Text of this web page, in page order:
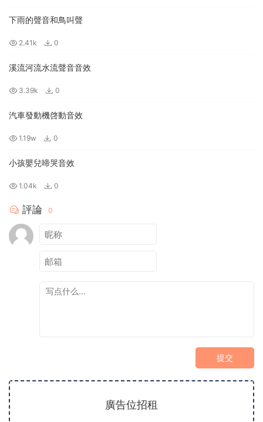
下雨的聲音和鳥叫聲
2.41k 0
溪流河流水流聲音音效
3.39k 0
汽車發動機啓動音效
1.19w 0
小孩嬰兒啼哭音效
1.04k 0
評論 0
提交
廣告位招租